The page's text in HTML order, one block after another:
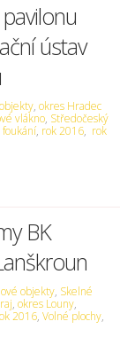
ústav
,okres Hradec
vlákno, Středočeský
foukání, rok 2016, rok
BK
objekty, Skelné
,okres Louny,
2016,Volné plochy,